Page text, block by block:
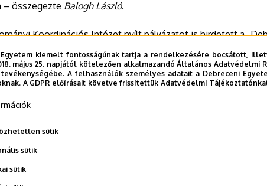
– összegezte Balogh László.
Koordinációs Intézet nyílt pályázatot is hirdetett a
a Debreceni Egyetem hallgatói részére
leírásaide kattintvaelérhető.
kiemelt fontosságúnak tartja a rendelkezésére bocsátott,
május 25. napjától kötelezően alkalmazandó Általános
A felhasználók személyes adatait a Debreceni
A GDPR előírásait követve frissítettük Adatvédelmi
sütik
sütik
sütik